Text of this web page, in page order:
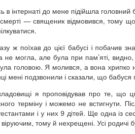
в інтернаті до мене підійшла
— священик відмовився, тому
ж поїхав до цієї бабусі і побачив
не могла, але була при пам’яті,
головою. Я молився, а вона хрипко
мені подзвонили і сказали, що бабуся
я проповідував про те, що
терміну і можемо не встигнути.
і у них 9 дітей. Ще одна із
віруючим, тому й нехрещені. Усі родичі